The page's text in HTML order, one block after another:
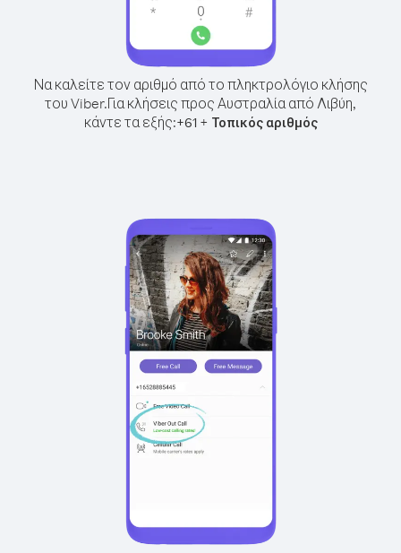
Να καλείτε τον αριθμό από το πληκτρολόγιο κλήσης
του Viber.Για κλήσεις προς Αυστραλία από Λιβύη,
κάντε τα εξής:+61+ Τοπικός αριθμός